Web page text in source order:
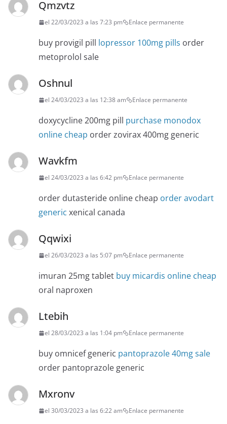
Qmzvtz
el 22/03/2023 a las 7:23 pm Enlace permanente
buy provigil pill lopressor 100mg pills order
metoprolol sale
Oshnul
el 24/03/2023 a las 12:38 am Enlace permanente
doxycycline 200mg pill purchase monodox
online cheap order zovirax 400mg generic
Wavkfm
el 24/03/2023 a las 6:42 pm Enlace permanente
order dutasteride online cheap order avodart
generic xenical canada
Qqwixi
el 26/03/2023 a las 5:07 pm Enlace permanente
imuran 25mg tablet buy micardis online cheap
oral naproxen
Ltebih
el 28/03/2023 a las 1:04 pm Enlace permanente
buy omnicef generic pantoprazole 40mg sale
order pantoprazole generic
Mxronv
el 30/03/2023 a las 6:22 am Enlace permanente